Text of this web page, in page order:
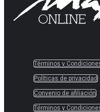
Términos y
Políticas de privacidad
Convenio de afiliación
Términos y